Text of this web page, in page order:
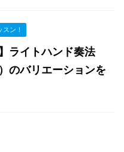
ン！
ライトハンド奏法
のバリエーションを